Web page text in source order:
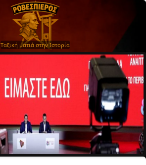
Ταξική ματιά στην Ιστορία